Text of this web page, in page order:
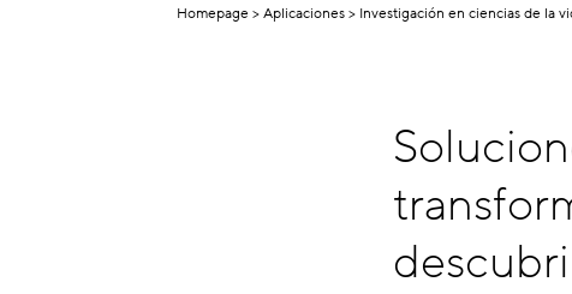
Homepage Aplicaciones Investigación en ciencias de la